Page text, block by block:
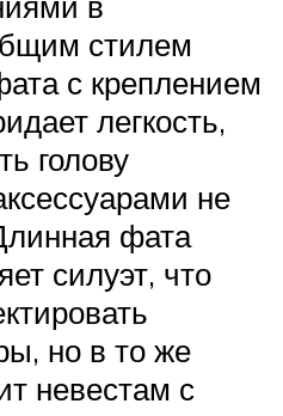
стилем
с креплением
легкость,
голову
не
фата
силуэт, что
но в то же
невестам с